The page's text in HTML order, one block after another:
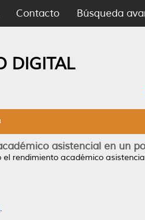
Contacto Búsqueda
DIGITAL
asistencial en un
rendimiento académico
.